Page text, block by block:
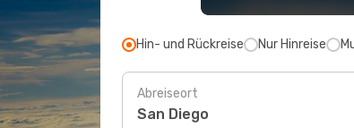
Hin- und Rückreise Nur Hinreise
Abreiseort